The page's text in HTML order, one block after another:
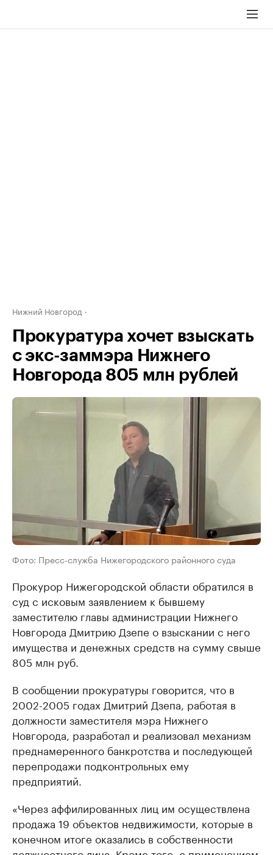
Нижний Новгород
Прокуратура хочет взыскать
с экс-заммэра Нижнего
Новгорода 805 млн рублей
Фото: Пресс-служба Нижегородского районного суда
Прокурор Нижегородской области обратился в
суд с исковым заявлением к бывшему
заместителю главы администрации Нижнего
Новгорода Дмитрию Дзепе о взыскании с него
имущества и денежных средств на сумму свыше
805 млн руб.
В сообщении прокуратуры говорится, что в
2002-2005 годах Дмитрий Дзепа, работая в
должности заместителя мэра Нижнего
Новгорода, разработал и реализовал механизм
преднамеренного банкротства и последующей
перепродажи подконтрольных ему
предприятий.
«Через аффилированных лиц им осуществлена
продажа 19 объектов недвижимости, которые в
конечном итоге оказались в собственности